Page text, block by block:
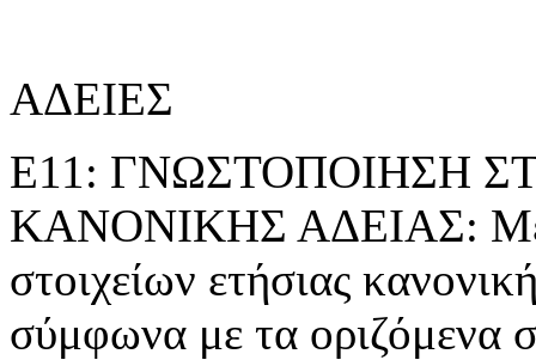
ΑΔΕΙΕΣ
Ε11: ΓΝΩΣΤΟΠΟΙΗΣΗ
ΚΑΝΟΝΙΚΗΣ ΑΔΕΙΑΣ: Με
στοιχείων ετήσιας
σύμφωνα με τα